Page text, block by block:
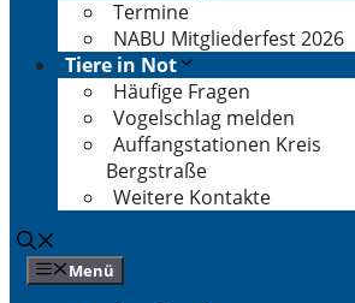
Termine
NABU Mitgliederfest 2026
Tiere in Not
Häufige Fragen
Vogelschlag melden
Auffangstationen Kreis
Bergstraße
Weitere Kontakte
Menü